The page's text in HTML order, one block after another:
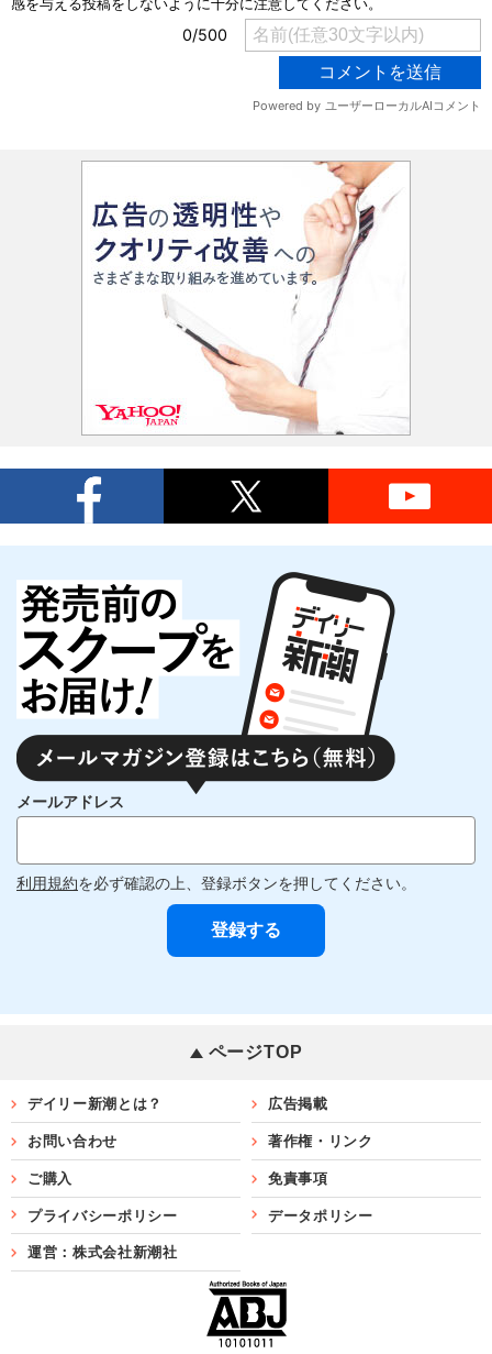
メールアドレス
利用規約を必ず確認の上、登録ボタンを押してください。
ページTOP
デイリー新潮とは？ 広告掲載
お問い合わせ 著作権・リンク
ご購入 免責事項
プライバシーポリシー データポリシー
運営：株式会社新潮社